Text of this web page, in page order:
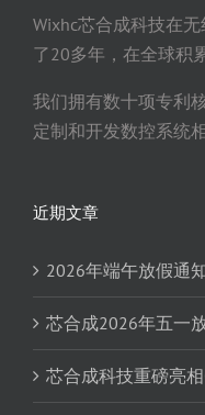
Wixhc芯合成科技在
了20多年，在全球积
我们拥有数十项专利
定制和开发数控系统
近期文章
2026年端午放假通
芯合成2026年五一
芯合成科技重磅亮相